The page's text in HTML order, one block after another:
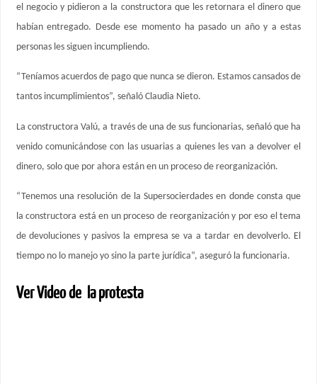
el negocio y pidieron a la constructora que les retornara el dinero que
habían entregado. Desde ese momento ha pasado un año y a estas
personas les siguen incumpliendo.
“Teníamos acuerdos de pago que nunca se dieron. Estamos cansados de
tantos incumplimientos”, señaló Claudia Nieto.
La constructora Valú, a través de una de sus funcionarias, señaló que ha
venido comunicándose con las usuarias a quienes les van a devolver el
dinero, solo que por ahora están en un proceso de reorganización.
“Tenemos una resolución de la Supersocierdades en donde consta que
la constructora está en un proceso de reorganización y por eso el tema
de devoluciones y pasivos la empresa se va a tardar en devolverlo. El
tiempo no lo manejo yo sino la parte jurídica”, aseguró la funcionaria.
Ver Video de la protesta